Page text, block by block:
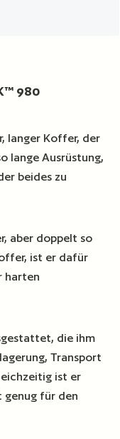
980
langer Koffer, der
lange Ausrüstung,
beides zu
aber doppelt so
ist er dafür
harten
die ihm
Transport
ist er
genug für den